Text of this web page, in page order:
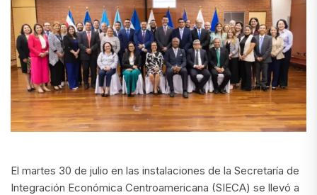
El martes 30 de julio en las instalaciones de la Secretaría de
Integración Económica Centroamericana (SIECA) se llevó a